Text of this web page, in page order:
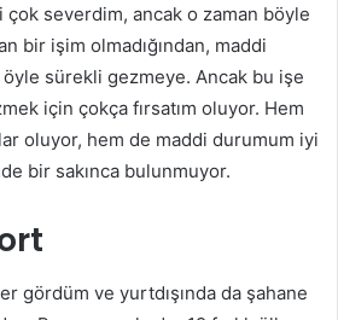
severdim, ancak o zaman böyle
bir işim olmadığından, maddi
sürekli gezmeye. Ancak bu işe
için çokça fırsatım oluyor. Hem
oluyor, hem de maddi durumum iyi
bir sakınca bulunmuyor.
gördüm ve yurtdışında da şahane